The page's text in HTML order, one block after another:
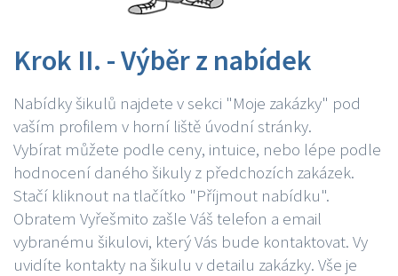
Krok II. - Výběr z nabídek
Nabídky šikulů najdete v sekci "Moje zakázky" pod
vaším profilem v horní liště úvodní stránky.
Vybírat můžete podle ceny, intuice, nebo lépe podle
hodnocení daného šikuly z předchozích zakázek.
Stačí kliknout na tlačítko "Příjmout nabídku".
Obratem Vyřešmito zašle Váš telefon a email
vybranému šikulovi, který Vás bude kontaktovat. Vy
uvidíte kontakty na šikulu v detailu zakázky. Vše je